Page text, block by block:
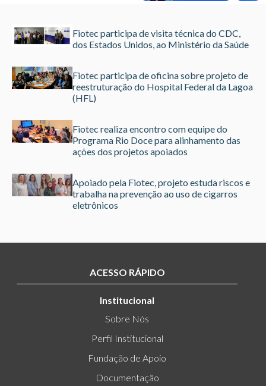
Fiotec participa de visita técnica do CDC,
dos Estados Unidos, ao Ministério da Saúde
Fiotec participa de oficina sobre projeto de
reestruturação do Hospital Federal da Lagoa
(HFL)
Fiotec realiza encontro com equipe do
Programa Rio Doce para alinhamento das
ações dos projetos apoiados
Apoiado pela Fiotec, projeto estuda riscos e
trabalha na prevenção ao uso de cigarros
eletrônicos
ACESSO RÁPIDO
Institucional
Sobre Nós
Perfil Institucional
Fundação de Apoio
Documentação